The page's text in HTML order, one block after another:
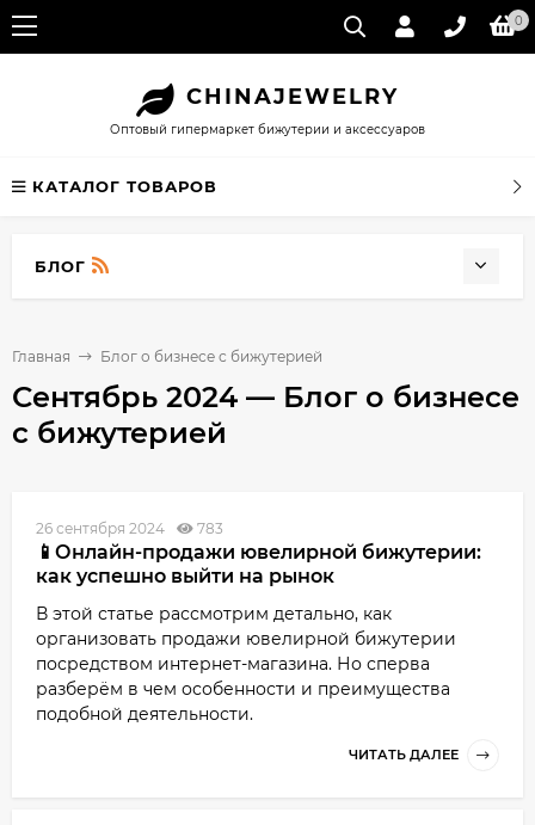
0
CHINAJEWELRY
Оптовый гипермаркет бижутерии и аксессуаров
КАТАЛОГ ТОВАРОВ
Главная Блог о бизнесе с бижутерией
Сентябрь 2024 — Блог о бизнесе
с бижутерией
26 сентября 2024 783
📱Онлайн-продажи ювелирной бижутерии:
как успешно выйти на рынок
В этой статье рассмотрим детально, как
организовать продажи ювелирной бижутерии
посредством интернет-магазина. Но сперва
разберём в чем особенности и преимущества
подобной деятельности.
ЧИТАТЬ ДАЛЕЕ
БЛОГ